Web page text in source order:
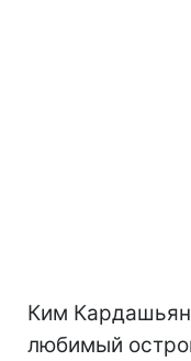
Ким Кардашьян
любимый